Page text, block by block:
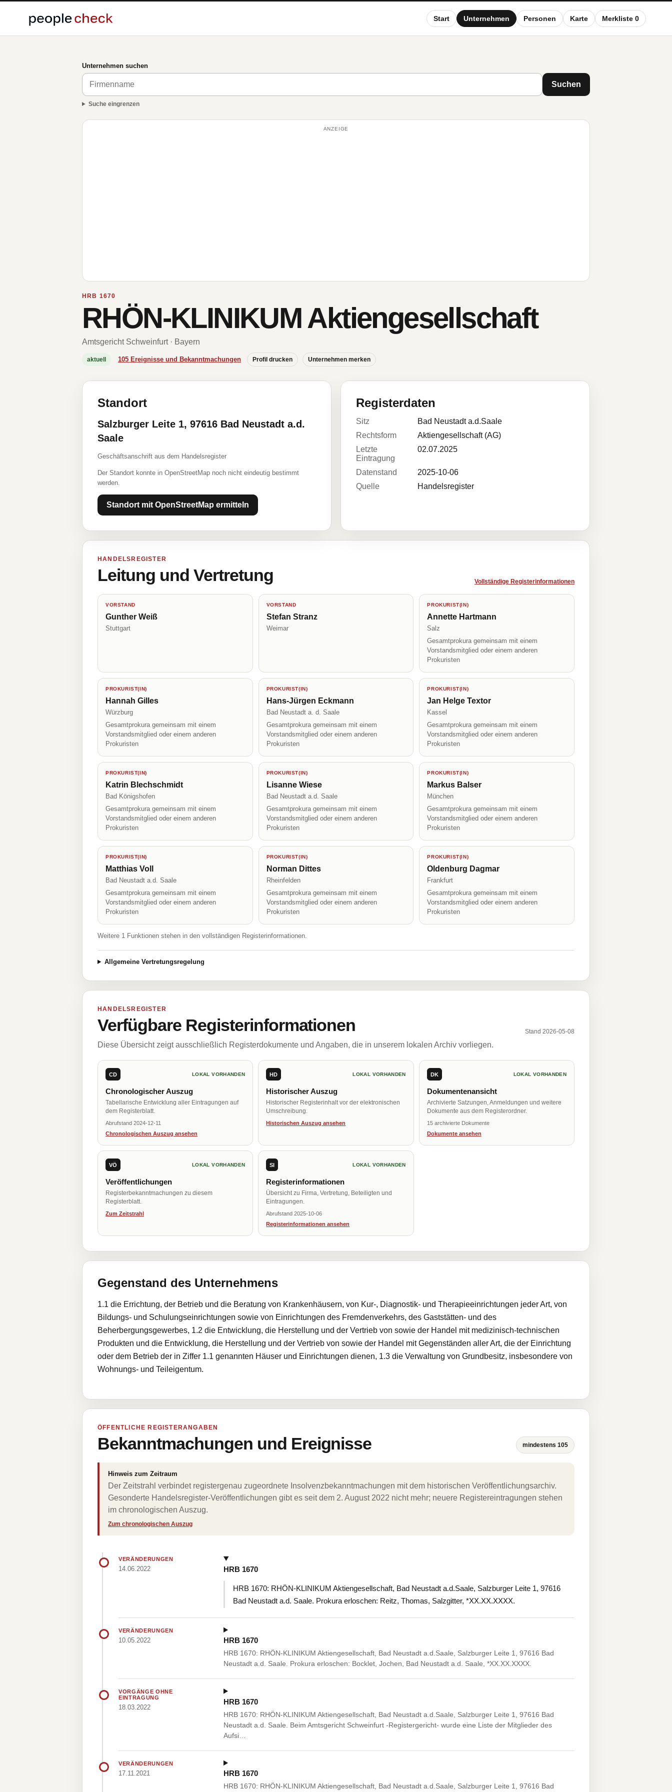
Start Unternehmen Personen Karte Merkliste 0
Unternehmen suchen
Suchen
Suche eingrenzen
ANZEIGE
HRB 1670
RHÖN-KLINIKUM Aktiengesellschaft
Amtsgericht Schweinfurt · Bayern
aktuell 105 Ereignisse und Bekanntmachungen Profil drucken Unternehmen merken
Standort
Salzburger Leite 1, 97616 Bad Neustadt a.d.
Saale
Geschäftsanschrift aus dem Handelsregister
Der Standort konnte in OpenStreetMap noch nicht eindeutig bestimmt
werden.
Standort mit OpenStreetMap ermitteln
Registerdaten
Sitz
Bad Neustadt a.d.Saale
Rechtsform
Aktiengesellschaft (AG)
Letzte
Eintragung
02.07.2025
Datenstand
2025-10-06
Quelle
Handelsregister
HANDELSREGISTER
Leitung und Vertretung Vollständige Registerinformationen
VORSTAND
Gunther Weiß
Stuttgart
VORSTAND
Stefan Stranz
Weimar
PROKURIST(IN)
Annette Hartmann
Salz
Gesamtprokura gemeinsam mit einem
Vorstandsmitglied oder einem anderen
Prokuristen
PROKURIST(IN)
Hannah Gilles
Würzburg
Gesamtprokura gemeinsam mit einem
Vorstandsmitglied oder einem anderen
Prokuristen
PROKURIST(IN)
Hans-Jürgen Eckmann
Bad Neustadt a. d. Saale
Gesamtprokura gemeinsam mit einem
Vorstandsmitglied oder einem anderen
Prokuristen
PROKURIST(IN)
Jan Helge Textor
Kassel
Gesamtprokura gemeinsam mit einem
Vorstandsmitglied oder einem anderen
Prokuristen
PROKURIST(IN)
Katrin Blechschmidt
Bad Königshofen
Gesamtprokura gemeinsam mit einem
Vorstandsmitglied oder einem anderen
Prokuristen
PROKURIST(IN)
Lisanne Wiese
Bad Neustadt a.d. Saale
Gesamtprokura gemeinsam mit einem
Vorstandsmitglied oder einem anderen
Prokuristen
PROKURIST(IN)
Markus Balser
München
Gesamtprokura gemeinsam mit einem
Vorstandsmitglied oder einem anderen
Prokuristen
PROKURIST(IN)
Matthias Voll
Bad Neustadt a.d. Saale
Gesamtprokura gemeinsam mit einem
Vorstandsmitglied oder einem anderen
Prokuristen
PROKURIST(IN)
Norman Dittes
Rheinfelden
Gesamtprokura gemeinsam mit einem
Vorstandsmitglied oder einem anderen
Prokuristen
PROKURIST(IN)
Oldenburg Dagmar
Frankfurt
Gesamtprokura gemeinsam mit einem
Vorstandsmitglied oder einem anderen
Prokuristen
Weitere 1 Funktionen stehen in den vollständigen Registerinformationen.
Allgemeine Vertretungsregelung
HANDELSREGISTER
Verfügbare Registerinformationen Stand 2026-05-08
Diese Übersicht zeigt ausschließlich Registerdokumente und Angaben, die in unserem lokalen Archiv vorliegen.
CD LOKAL VORHANDEN
Chronologischer Auszug
Tabellarische Entwicklung aller Eintragungen auf
dem Registerblatt.
Abrufstand 2024-12-11
Chronologischen Auszug ansehen
HD LOKAL VORHANDEN
Historischer Auszug
Historischer Registerinhalt vor der elektronischen
Umschreibung.
Historischen Auszug ansehen
DK LOKAL VORHANDEN
Dokumentenansicht
Archivierte Satzungen, Anmeldungen und weitere
Dokumente aus dem Registerordner.
15 archivierte Dokumente
Dokumente ansehen
VÖ LOKAL VORHANDEN
Veröffentlichungen
Registerbekanntmachungen zu diesem
Registerblatt.
Zum Zeitstrahl
SI LOKAL VORHANDEN
Registerinformationen
Übersicht zu Firma, Vertretung, Beteiligten und
Eintragungen.
Abrufstand 2025-10-06
Registerinformationen ansehen
Gegenstand des Unternehmens
1.1 die Errichtung, der Betrieb und die Beratung von Krankenhäusern, von Kur-, Diagnostik- und Therapieeinrichtungen jeder Art, von
Bildungs- und Schulungseinrichtungen sowie von Einrichtungen des Fremdenverkehrs, des Gaststätten- und des
Beherbergungsgewerbes, 1.2 die Entwicklung, die Herstellung und der Vertrieb von sowie der Handel mit medizinisch-technischen
Produkten und die Entwicklung, die Herstellung und der Vertrieb von sowie der Handel mit Gegenständen aller Art, die der Einrichtung
oder dem Betrieb der in Ziffer 1.1 genannten Häuser und Einrichtungen dienen, 1.3 die Verwaltung von Grundbesitz, insbesondere von
Wohnungs- und Teileigentum.
ÖFFENTLICHE REGISTERANGABEN
Bekanntmachungen und Ereignisse mindestens 105
Hinweis zum Zeitraum
Der Zeitstrahl verbindet registergenau zugeordnete Insolvenzbekanntmachungen mit dem historischen Veröffentlichungsarchiv.
Gesonderte Handelsregister-Veröffentlichungen gibt es seit dem 2. August 2022 nicht mehr; neuere Registereintragungen stehen
im chronologischen Auszug.
Zum chronologischen Auszug
VERÄNDERUNGEN
14.06.2022 HRB 1670
HRB 1670: RHÖN-KLINIKUM Aktiengesellschaft, Bad Neustadt a.d.Saale, Salzburger Leite 1, 97616
Bad Neustadt a.d. Saale. Prokura erloschen: Reitz, Thomas, Salzgitter, *XX.XX.XXXX.
VERÄNDERUNGEN
10.05.2022 HRB 1670
HRB 1670: RHÖN-KLINIKUM Aktiengesellschaft, Bad Neustadt a.d.Saale, Salzburger Leite 1, 97616 Bad
Neustadt a.d. Saale. Prokura erloschen: Bocklet, Jochen, Bad Neustadt a.d. Saale, *XX.XX.XXXX.
VORGÄNGE OHNE
EINTRAGUNG
18.03.2022
HRB 1670
HRB 1670: RHÖN-KLINIKUM Aktiengesellschaft, Bad Neustadt a.d.Saale, Salzburger Leite 1, 97616 Bad
Neustadt a.d. Saale. Beim Amtsgericht Schweinfurt -Registergericht- wurde eine Liste der Mitglieder des
Aufsi…
VERÄNDERUNGEN
17.11.2021 HRB 1670
HRB 1670: RHÖN-KLINIKUM Aktiengesellschaft, Bad Neustadt a.d.Saale, Salzburger Leite 1, 97616 Bad